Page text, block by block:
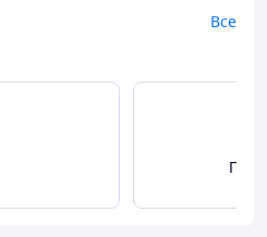
― 1 грамм. Этого вполне
любые
батареек весы
при долгом
взвешивать на
Все